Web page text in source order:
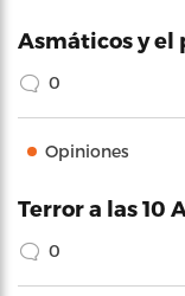
Asmáticos y el
0
Opiniones
Terror a las 10
0